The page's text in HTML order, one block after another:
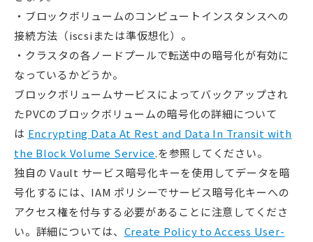
・ブロックボリュームのコンピュートインスタンスへの
接続方法（iscsiまたは準仮想化）。
・クラスタの各ノードプールで転送中の暗号化が有効に
なっているかどうか。
ブロックボリュームサービスによってバックアップされ
たPVCのブロックボリュームの暗号化の詳細について
は Encrypting Data At Rest and Data In Transit with
the Block Volume Service.を参照してください。
独自の Vault サービス暗号化キーを使用してデータを暗
号化するには、IAM ポリシーでサービス暗号化キーへの
アクセス権を付与する必要があることに注意してくださ
い。詳細については、 Create Policy to Access User-